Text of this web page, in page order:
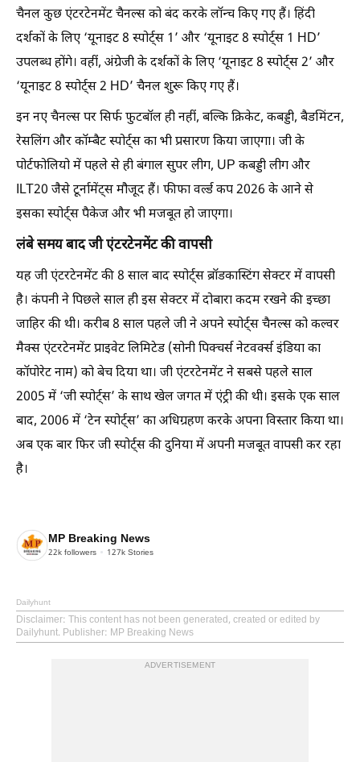
चैनल कुछ एंटरटेनमेंट चैनल्स को बंद करके लॉन्च किए गए हैं। हिंदी
दर्शकों के लिए ‘यूनाइट 8 स्पोर्ट्स 1’ और ‘यूनाइट 8 स्पोर्ट्स 1 HD’
उपलब्ध होंगे। वहीं, अंग्रेजी के दर्शकों के लिए ‘यूनाइट 8 स्पोर्ट्स 2’ और
‘यूनाइट 8 स्पोर्ट्स 2 HD’ चैनल शुरू किए गए हैं।
इन नए चैनल्स पर सिर्फ फुटबॉल ही नहीं, बल्कि क्रिकेट, कबड्डी, बैडमिंटन,
रेसलिंग और कॉम्बैट स्पोर्ट्स का भी प्रसारण किया जाएगा। जी के
पोर्टफोलियो में पहले से ही बंगाल सुपर लीग, UP कबड्डी लीग और
ILT20 जैसे टूर्नामेंट्स मौजूद हैं। फीफा वर्ल्ड कप 2026 के आने से
इसका स्पोर्ट्स पैकेज और भी मजबूत हो जाएगा।
लंबे समय बाद जी एंटरटेनमेंट की वापसी
यह जी एंटरटेनमेंट की 8 साल बाद स्पोर्ट्स ब्रॉडकास्टिंग सेक्टर में वापसी
है। कंपनी ने पिछले साल ही इस सेक्टर में दोबारा कदम रखने की इच्छा
जाहिर की थी। करीब 8 साल पहले जी ने अपने स्पोर्ट्स चैनल्स को कल्वर
मैक्स एंटरटेनमेंट प्राइवेट लिमिटेड (सोनी पिक्चर्स नेटवर्क्स इंडिया का
कॉपोरेट नाम) को बेच दिया था। जी एंटरटेनमेंट ने सबसे पहले साल
2005 में ‘जी स्पोर्ट्स’ के साथ खेल जगत में एंट्री की थी। इसके एक साल
बाद, 2006 में ‘टेन स्पोर्ट्स’ का अधिग्रहण करके अपना विस्तार किया था।
अब एक बार फिर जी स्पोर्ट्स की दुनिया में अपनी मजबूत वापसी कर रहा
है।
MP Breaking News
22k followers 127k Stories
Dailyhunt
Disclaimer: This content has not been generated, created or edited by
Dailyhunt. Publisher: MP Breaking News
ADVERTISEMENT